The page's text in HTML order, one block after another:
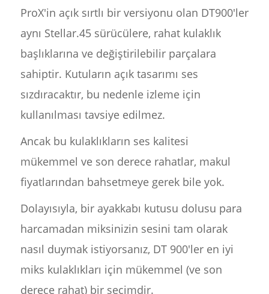
ProX'in açık sırtlı bir versiyonu olan DT900'ler
aynı Stellar.45 sürücülere, rahat kulaklık
başlıklarına ve değiştirilebilir parçalara
sahiptir. Kutuların açık tasarımı ses
sızdıracaktır, bu nedenle izleme için
kullanılması tavsiye edilmez.
Ancak bu kulaklıkların ses kalitesi
mükemmel ve son derece rahatlar, makul
fiyatlarından bahsetmeye gerek bile yok.
Dolayısıyla, bir ayakkabı kutusu dolusu para
harcamadan miksinizin sesini tam olarak
nasıl duymak istiyorsanız, DT 900'ler en iyi
miks kulaklıkları için mükemmel (ve son
derece rahat) bir seçimdir.